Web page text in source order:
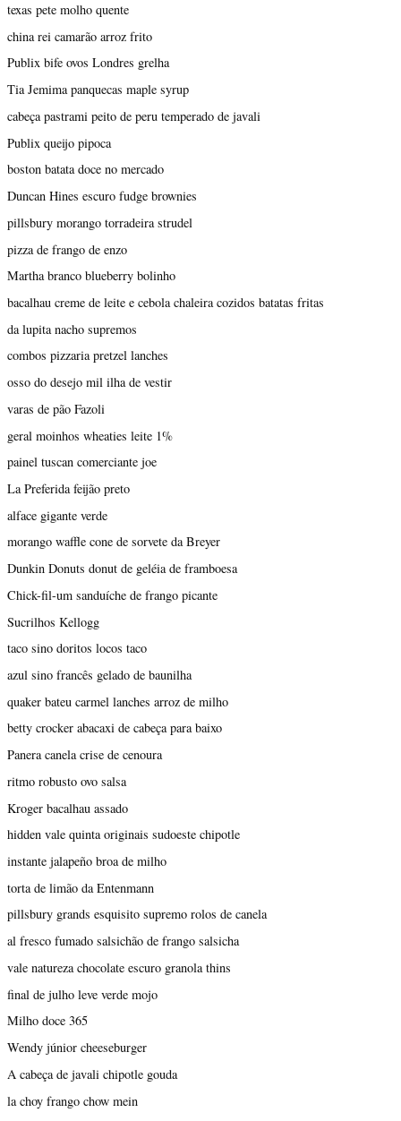
texas pete molho quente
china rei camarão arroz frito
Publix bife ovos Londres grelha
Tia Jemima panquecas maple syrup
cabeça pastrami peito de peru temperado de javali
Publix queijo pipoca
boston batata doce no mercado
Duncan Hines escuro fudge brownies
pillsbury morango torradeira strudel
pizza de frango de enzo
Martha branco blueberry bolinho
bacalhau creme de leite e cebola chaleira cozidos batatas fritas
da lupita nacho supremos
combos pizzaria pretzel lanches
osso do desejo mil ilha de vestir
varas de pão Fazoli
geral moinhos wheaties leite 1%
painel tuscan comerciante joe
La Preferida feijão preto
alface gigante verde
morango waffle cone de sorvete da Breyer
Dunkin Donuts donut de geléia de framboesa
Chick-fil-um sanduíche de frango picante
Sucrilhos Kellogg
taco sino doritos locos taco
azul sino francês gelado de baunilha
quaker bateu carmel lanches arroz de milho
betty crocker abacaxi de cabeça para baixo
Panera canela crise de cenoura
ritmo robusto ovo salsa
Kroger bacalhau assado
hidden vale quinta originais sudoeste chipotle
instante jalapeño broa de milho
torta de limão da Entenmann
pillsbury grands esquisito supremo rolos de canela
al fresco fumado salsichão de frango salsicha
vale natureza chocolate escuro granola thins
final de julho leve verde mojo
Milho doce 365
Wendy júnior cheeseburger
A cabeça de javali chipotle gouda
la choy frango chow mein